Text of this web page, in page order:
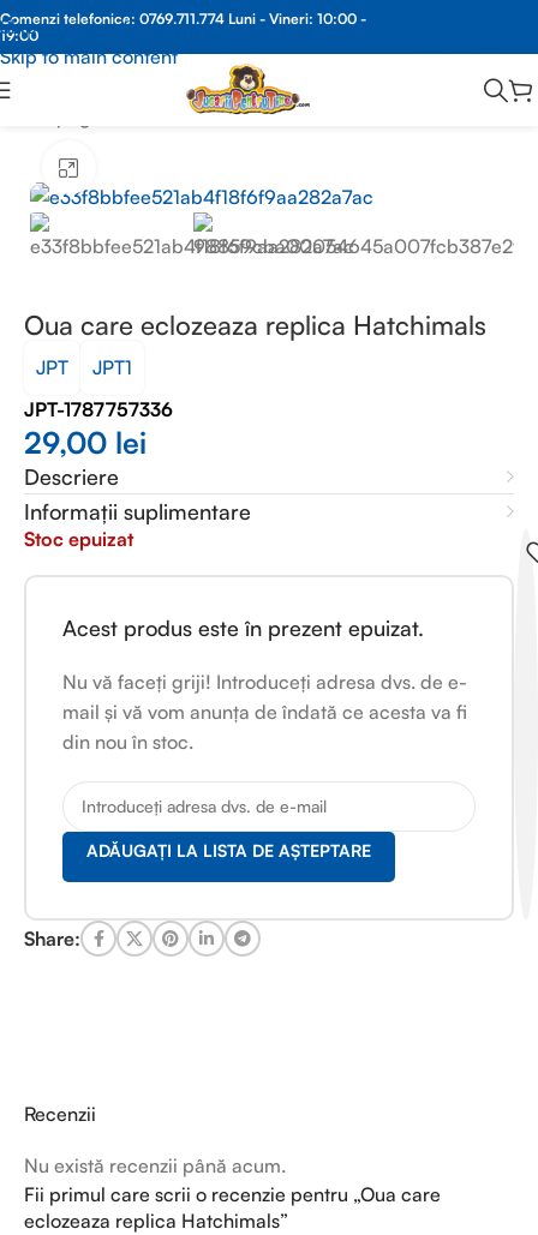
Skip to navigation
Skip to main content
Comenzi telefonice: 0769.711.774 Luni - Vineri: 10:00 -
19:00
FIGURINE
Oua care eclozeaza replica Hatchimals
JPT
JPT1
JPT-1787757336
29,00 lei
Descriere
Informații suplimentare
Stoc epuizat
Acest produs este în prezent epuizat.
Nu vă faceți griji! Introduceți adresa dvs. de e-
mail și vă vom anunța de îndată ce acesta va fi
din nou în stoc.
ADĂUGAȚI LA LISTA DE AȘTEPTARE
Share:
Recenzii
Nu există recenzii până acum.
Fii primul care scrii o recenzie pentru „Oua care
eclozeaza replica Hatchimals”